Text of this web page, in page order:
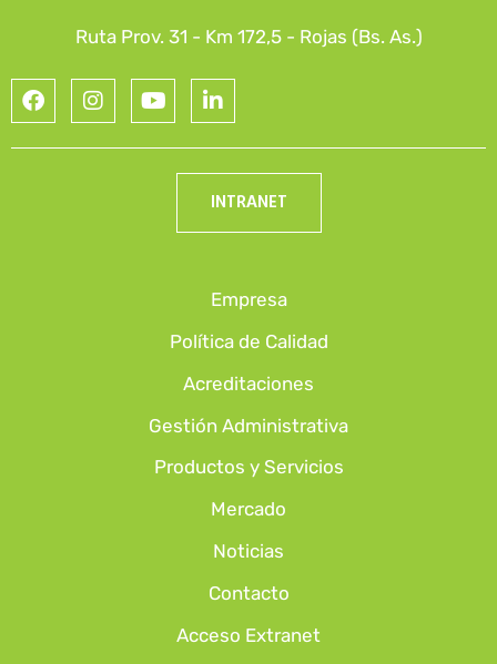
Ruta Prov. 31 - Km 172,5 - Rojas (Bs. As.)
INTRANET
Empresa
Política de Calidad
Acreditaciones
Gestión Administrativa
Productos y Servicios
Mercado
Noticias
Contacto
Acceso Extranet